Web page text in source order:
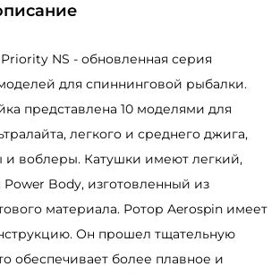
NS - обновленная серия
для спиннинговой рыбалки.
представлена 10 моделями для
легкого и среднего джига,
и воблеры. Катушки имеют легкий,
Body, изготовленный из
материала. Ротор Aerospin имеет
Он прошел тщательную
обеспечивает более плавное и